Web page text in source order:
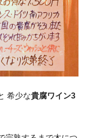
希少な貴腐ワイン3